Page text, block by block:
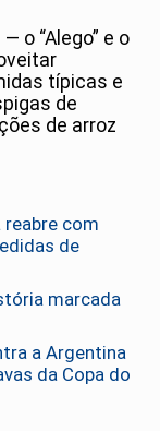
o “Alego” e o
típicas e
de
de arroz
com
de
marcada
a Argentina
da Copa do